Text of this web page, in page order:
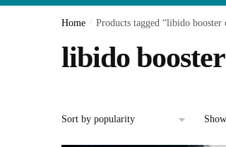
Home / Products tagged “libido booster
libido